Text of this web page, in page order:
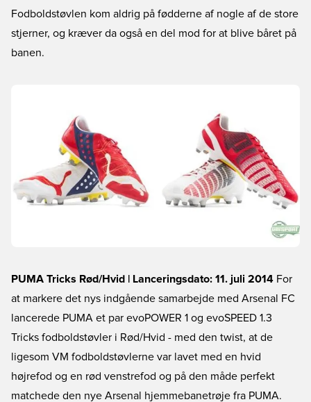
Fodboldstøvlen kom aldrig på fødderne af nogle af de store
stjerner, og kræver da også en del mod for at blive båret på
banen.
PUMA Tricks Rød/Hvid | Lanceringsdato: 11. juli 2014 For
at markere det nys indgående samarbejde med Arsenal FC
lancerede PUMA et par evoPOWER 1 og evoSPEED 1.3
Tricks fodboldstøvler i Rød/Hvid - med den twist, at de
ligesom VM fodboldstøvlerne var lavet med en hvid
højrefod og en rød venstrefod og på den måde perfekt
matchede den nye Arsenal hjemmebanetrøje fra PUMA.